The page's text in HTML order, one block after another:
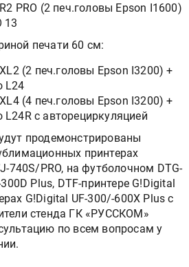
PRO (2 печ.головы Epson I1600)
13
печати 60 см:
(2 печ.головы Epson I3200) +
L24
(4 печ.головы Epson I3200) +
с авторециркуляцией
продемонстрированы
принтерах
740S/PRO, на футболочном DTG-
Plus, DTF-принтере G!Digital
G!Digital UF-300/-600X Plus с
стенда ГК «РУССКОМ»
по всем вопросам у